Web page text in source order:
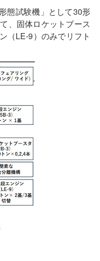
態試験機」として30形
、固体ロケットブース
（LE-9）のみでリフト